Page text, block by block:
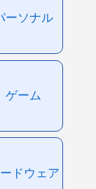
ーソナル
ゲーム
ドウェア